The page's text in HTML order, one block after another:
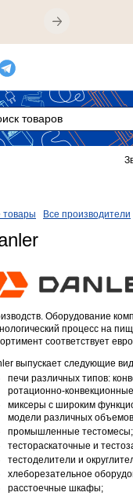
товары Все производители
Оборудование
процесс на
соответствует
выпускает следующие
печи различных типов:
ротационно-
миксеры с широким
модели различных
промышленные тестомесы;
тестораскаточные и
тестоделители и
хлеборезательное
расстоечные шкафы;